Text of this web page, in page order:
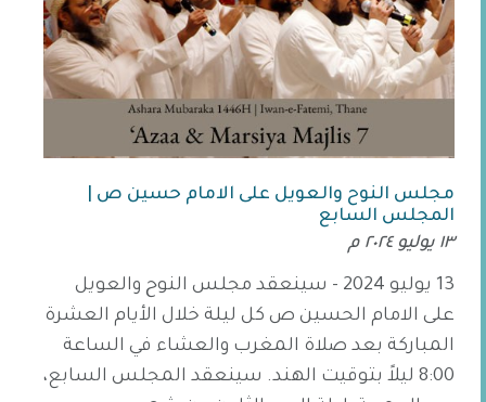
مجلس النوح والعويل على الامام حسين ص |
المجلس السابع
١٣ يوليو ٢٠٢٤ م
13 يوليو 2024 - سينعقد مجلس النوح والعويل
على الامام الحسين ص كل ليلة خلال الأيام العشرة
المباركة بعد صلاة المغرب والعشاء في الساعة
8:00 ليلاً بتوقيت الهند. سينعقد المجلس السابع،